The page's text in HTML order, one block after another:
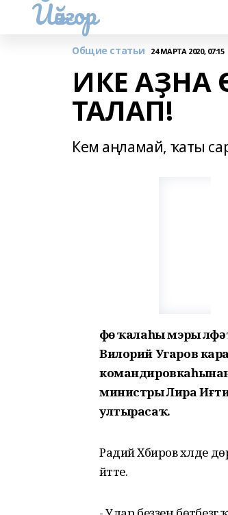
Йәйғор
Общие статьи 24 МАРТА 2020, 07:15
ИКЕ АҘНА
ТАЛАП!
Кем аңламай, ҡаты
Өфө ҡалаһы мэры
Вилорий Угаров
министры Лира
ултырасаҡ.
Радий Хәбиров хәлде
әйтте.